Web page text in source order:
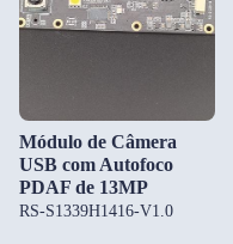
Módulo de Câmera
USB com Autofoco
PDAF de 13MP
RS-S1339H1416-V1.0